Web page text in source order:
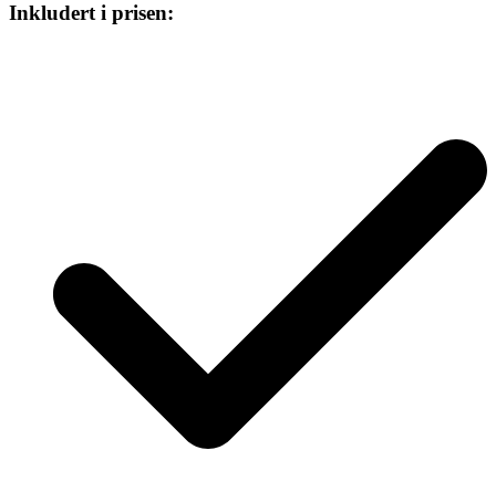
Inkludert i prisen: